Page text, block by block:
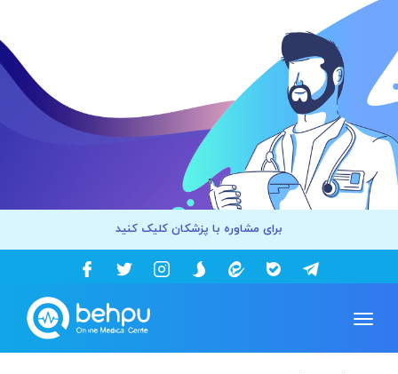
برای مشاوره با پزشکان کلیک کنید
Toggle